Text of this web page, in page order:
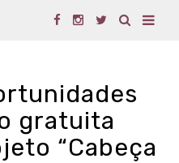
gratuita
“Cabeça